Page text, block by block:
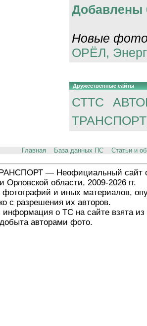
Добавлены
Новые
ОРЁЛ,
Дружественные сайты
СТТС
ТРАНСПОРТ
Главная База данных ПС Статьи и
— Неофициальный сайт
Орловской области, 2009-2026 гг.
и иных материалов,
с разрешения их авторов.
о ТС на сайте взята из
авторами фото.